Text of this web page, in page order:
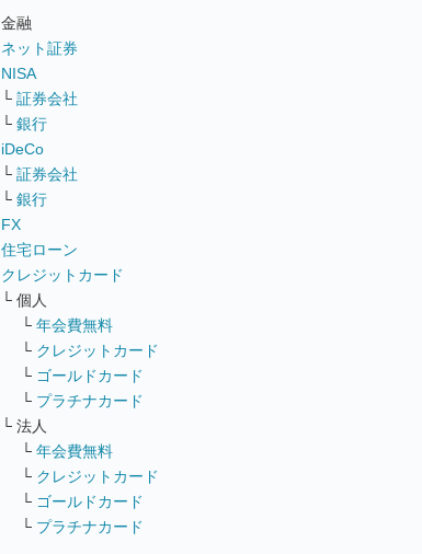
金融
ネット証券
NISA
└ 証券会社
└ 銀行
iDeCo
└ 証券会社
└ 銀行
FX
住宅ローン
クレジットカード
└ 個人
└ 年会費無料
└ クレジットカード
└ ゴールドカード
└ プラチナカード
└ 法人
└ 年会費無料
└ クレジットカード
└ ゴールドカード
└ プラチナカード